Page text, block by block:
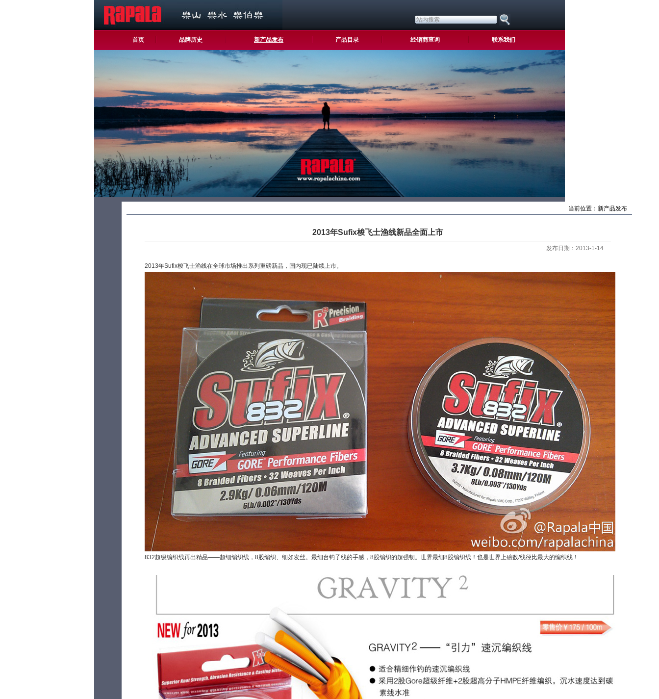
首页 品牌历史 新产品发布 产品目录 经销商查询 联系我们
当前位置： 新产品发布
2013年Sufix梭飞士渔线新品全面上市
发布日期：2013-1-14
2013年Sufix梭飞士渔线在全球市场推出系列重磅新品，国内现已陆续上市。
832超级编织线再出精品——超细编织线，8股编织、细如发丝。最细台钓子线的手感，8股编织的超强韧。世界最细8股编织线！也是世界上磅数/线径比最大的编织线！